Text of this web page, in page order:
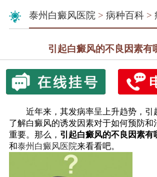
泰州白癜风医院> 病种百科>
引起白癜风的不良因素有
近年来，其发病率呈上升趋势，引
了解白癜风的诱发因素对于如何预防和
重要。那么， 引起白癜风的不良因素有
和泰州白癜风医院来看看吧。